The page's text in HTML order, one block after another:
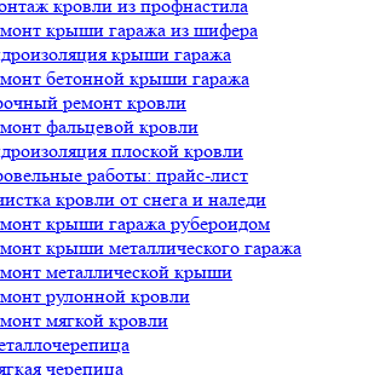
кровли из профнастила
крыши гаража из шифера
крыши гаража
бетонной крыши гаража
ремонт кровли
фальцевой кровли
плоской кровли
работы: прайс-лист
кровли от снега и наледи
крыши гаража рубероидом
крыши металлического гаража
металлической крыши
рулонной кровли
мягкой кровли
черепица